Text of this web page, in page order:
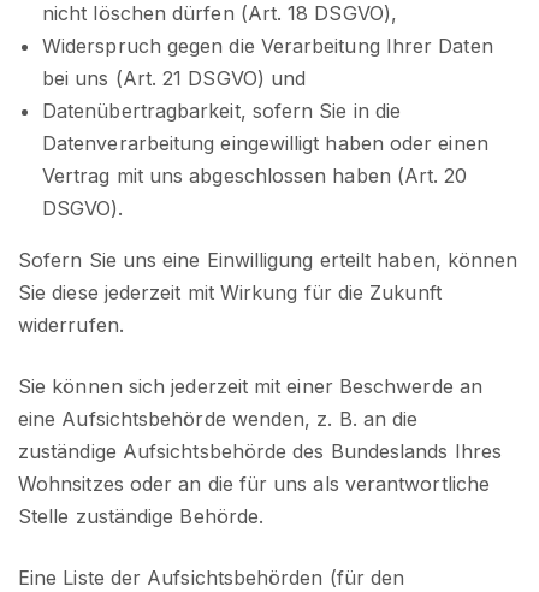
nicht löschen dürfen (Art. 18 DSGVO),
Widerspruch gegen die Verarbeitung Ihrer Daten
bei uns (Art. 21 DSGVO) und
Datenübertragbarkeit, sofern Sie in die
Datenverarbeitung eingewilligt haben oder einen
Vertrag mit uns abgeschlossen haben (Art. 20
DSGVO).
Sofern Sie uns eine Einwilligung erteilt haben, können
Sie diese jederzeit mit Wirkung für die Zukunft
widerrufen.
Sie können sich jederzeit mit einer Beschwerde an
eine Aufsichtsbehörde wenden, z. B. an die
zuständige Aufsichtsbehörde des Bundeslands Ihres
Wohnsitzes oder an die für uns als verantwortliche
Stelle zuständige Behörde.
Eine Liste der Aufsichtsbehörden (für den